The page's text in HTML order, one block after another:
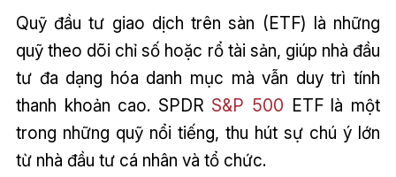
Quỹ đầu tư giao dịch trên sàn (ETF) là những
quỹ theo dõi chỉ số hoặc rổ tài sản, giúp nhà đầu
tư đa dạng hóa danh mục mà vẫn duy trì tính
thanh khoản cao. SPDR S&P 500 ETF là một
trong những quỹ nổi tiếng, thu hút sự chú ý lớn
từ nhà đầu tư cá nhân và tổ chức.